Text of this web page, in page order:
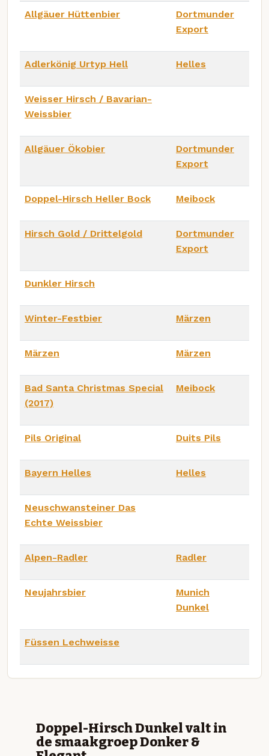
Allgäuer Hüttenbier
Dortmunder
Export
Adlerkönig Urtyp Hell Helles
Weisser Hirsch / Bavarian-
Weissbier
Allgäuer Ökobier
Dortmunder
Export
Doppel-Hirsch Heller Bock Meibock
Hirsch Gold / Drittelgold
Dortmunder
Export
Dunkler Hirsch
Winter-Festbier Märzen
Märzen Märzen
Bad Santa Christmas Special
(2017)
Meibock
Pils Original Duits Pils
Bayern Helles Helles
Neuschwansteiner Das
Echte Weissbier
Alpen-Radler Radler
Neujahrsbier
Munich
Dunkel
Füssen Lechweisse
Doppel-Hirsch Dunkel valt in
de smaakgroep Donker &